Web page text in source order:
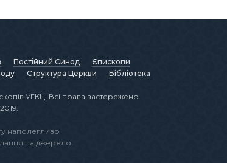
Постійний Синод
Єпископи
Структура Церкви Бібліотека
УГКЦ. Всі права застережено.
наполегливо
на джерело.